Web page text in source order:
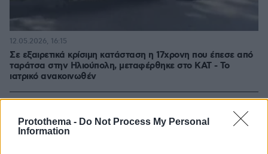
Protothema - Do Not Process My Personal
Information
Σε εξαιρετικά κρίσιμη κατάσταση η 17χρονη που έπεσε από
ταράτσα στην Ηλιούπολη, μεταφέρθηκε στο ΚΑΤ - Το
ιατρικό ανακοινωθέν
12.05.2026, 16:15